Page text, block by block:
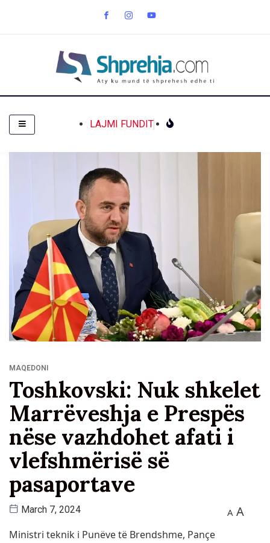
LAJMI FUNDIT
MAQEDONI
Toshkovski: Nuk shkelet
Marrëveshja e Prespës
nëse vazhdohet afati i
vlefshmërisë së
pasaportave
March 7, 2024 A A
Ministri teknik i Punëve të Brendshme, Pançe